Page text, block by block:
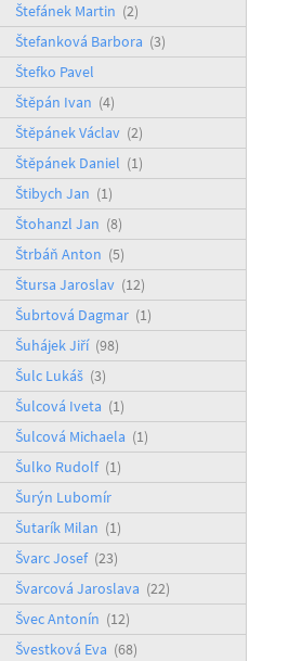
Štefánek Martin (2)
Štefanková Barbora (3)
Štefko Pavel
Štěpán Ivan (4)
Štěpánek Václav (2)
Štěpánek Daniel (1)
Štibych Jan (1)
Štohanzl Jan (8)
Štrbáň Anton (5)
Štursa Jaroslav (12)
Šubrtová Dagmar (1)
Šuhájek Jiří (98)
Šulc Lukáš (3)
Šulcová Iveta (1)
Šulcová Michaela (1)
Šulko Rudolf (1)
Šurýn Lubomír
Šutarík Milan (1)
Švarc Josef (23)
Švarcová Jaroslava (22)
Švec Antonín (12)
Švestková Eva (68)